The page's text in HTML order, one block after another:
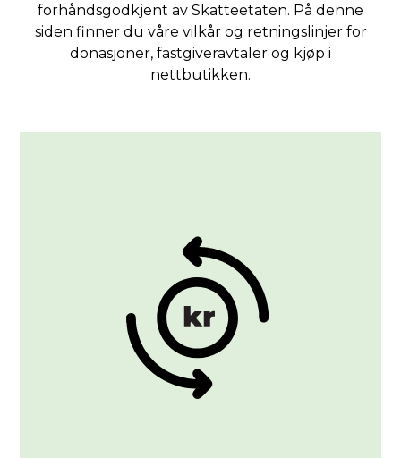
forhåndsgodkjent av Skatteetaten. På denne
siden finner du våre vilkår og retningslinjer for
donasjoner, fastgiveravtaler og kjøp i
nettbutikken.